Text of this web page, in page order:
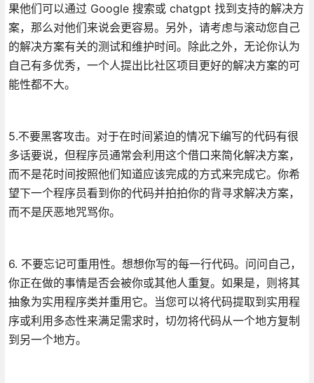
果他们可以通过 Google 搜索或 chatgpt 找到支持的解决方
案，那么对他们来说会更容易。另外，请考虑与滚动您自己
的解决方案有关的测试和维护时间。除此之外，无论你认为
自己有多优秀，一个人提出比社区项目更好的解决方案的可
能性都不大。
5.不要黑客攻击。对于在时间紧迫的情况下编写的代码有很
多话要说，但程序员通常会利用这个借口来简化解决方案，
而不是花时间按照他们知道应该完成的方式来完成它。你希
望下一个程序员看到你的代码并拍拍你的背寻求解决方案，
而不是厌恶地咒骂你。
6. 不要忘记可重用性。想想你写的每一行代码。问问自己，
你正在做的事情是否会被你或其他人重复。如果是，则将其
抽象为实用程序类并重用它。当您可以将代码提取到实用程
序或利用多态性来满足需求时，切勿将代码从一个地方复制
到另一个地方。